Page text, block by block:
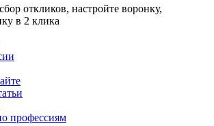
откликов, настройте воронку,
в 2 клика
профессиям